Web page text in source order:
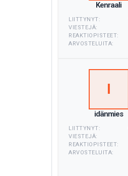
Kenraali
LIITTYNYT:
VIESTEJÄ:
REAKTIOPISTEET:
ARVOSTELUITA:
I
idänmies
LIITTYNYT:
VIESTEJÄ:
REAKTIOPISTEET:
ARVOSTELUITA: